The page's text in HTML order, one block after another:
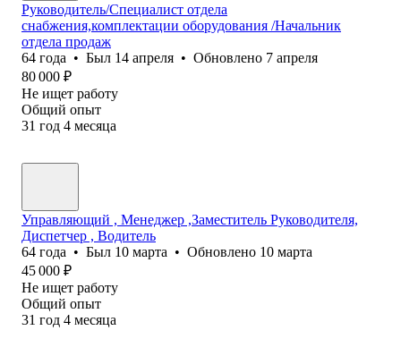
Руководитель/Специалист отдела
снабжения,комплектации оборудования /Начальник
отдела продаж
64 года • Был 14 апреля • Обновлено 7 апреля
80 000 ₽
Не ищет работу
Общий опыт
31 год 4 месяца
Управляющий , Менеджер ,Заместитель Руководителя,
Диспетчер , Водитель
64 года • Был 10 марта • Обновлено 10 марта
45 000 ₽
Не ищет работу
Общий опыт
31 год 4 месяца